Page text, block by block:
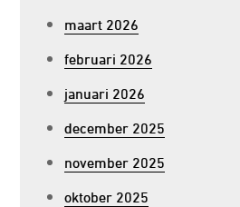
maart 2026
februari 2026
januari 2026
december 2025
november 2025
oktober 2025